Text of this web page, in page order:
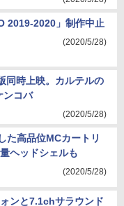
2019-2020」制作中止
(2020/5/28)
同時上映。カルテルの
ンコバ
(2020/5/28)
た高品位MCカートリ
ヘッドシェルも
(2020/5/28)
ンと7.1chサラウンド